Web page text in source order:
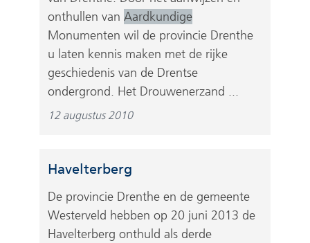
onthullen van Aardkundige
Monumenten wil de provincie Drenthe
u laten kennis maken met de rijke
geschiedenis van de Drentse
ondergrond. Het Drouwenerzand ...
12 augustus 2010
Havelterberg
De provincie Drenthe en de gemeente
Westerveld hebben op 20 juni 2013 de
Havelterberg onthuld als derde